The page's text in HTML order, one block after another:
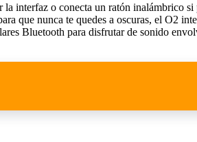
interfaz o conecta un ratón inalámbrico
que nunca te quedes a oscuras, el O2
Bluetooth para disfrutar de sonido